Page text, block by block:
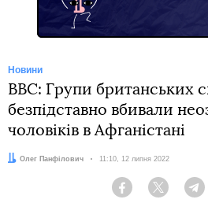
Новини
BBC: Групи британських
безпідставно вбивали
чоловіків в Афганістані
Автор:
Олег Панфілович Дата:
11:10, 12 липня 2022
Facebook Twitter